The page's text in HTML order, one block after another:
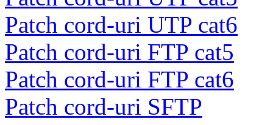
Patch cord-uri UTP cat6
Patch cord-uri FTP cat5
Patch cord-uri FTP cat6
Patch cord-uri SFTP